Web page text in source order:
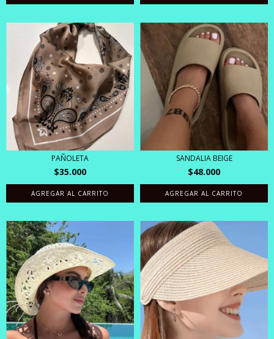
PAÑOLETA
$35.000
SANDALIA BEIGE
$48.000
AGREGAR AL CARRITO